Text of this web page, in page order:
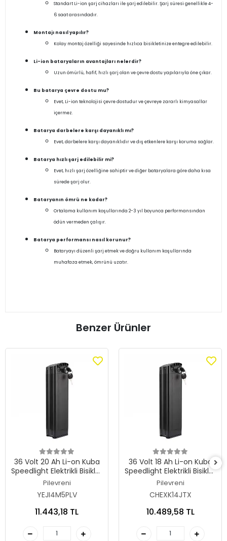
Standart Li-ion şarj cihazları ile şarj edilebilir. Şarj süresi genellikle 4-
6 saat arasındadır.
Montajı nasıl yapılır?
Kolay montaj özelliği sayesinde hızlıca bisikletinize entegre edilebilir.
Li-ion bataryaların avantajları nelerdir?
Uzun ömürlü, hafif, hızlı şarj olan ve çevre dostu yapılarıyla öne çıkar.
Bu batarya çevre dostu mu?
Evet, Li-ion teknolojisi çevre dostudur ve çevreye zararlı kimyasallar
içermez.
Batarya darbelere karşı dayanıklı mı?
Evet, darbelere karşı dayanıklıdır ve dış etkenlere karşı koruma sağlar.
Batarya hızlı şarj edilebilir mi?
Evet, hızlı şarj özelliğine sahiptir ve diğer bataryalara göre daha kısa
sürede şarj olur.
Bataryanın ömrü ne kadar?
Ortalama kullanım koşullarında 2-3 yıl boyunca performansından
ödün vermeden çalışır.
Batarya performansı nasıl korunur?
Bataryayı düzenli şarj etmek ve doğru kullanım koşullarında
muhafaza etmek, ömrünü uzatır.
Benzer Ürünler
36 Volt 20 Ah Li-on Kuba
Speedlight Elektrikli Bisiklet
Orjinal Kutulu Batarya
Pilevreni
YEJI4M5PLV
11.443,18 TL
36 Volt 18 Ah Li-on Kuba
Speedlight Elektrikli Bisiklet
Orjinal Kutulu Batarya
Pilevreni
CHEXK14JTX
10.489,58 TL